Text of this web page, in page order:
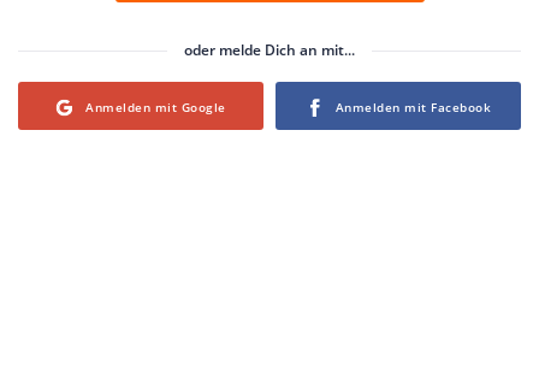
oder melde Dich an mit...
Login with Google Login with Facebook